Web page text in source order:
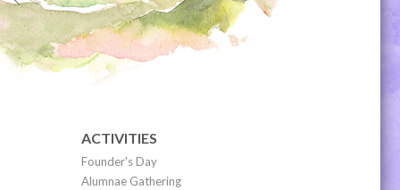
ACTIVITIES
Founder's Day
Alumnae Gathering